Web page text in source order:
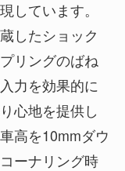
しています。
したショック
リングのばね
力を効果的に
心地を提供し
高を10mmダウ
ーナリング時